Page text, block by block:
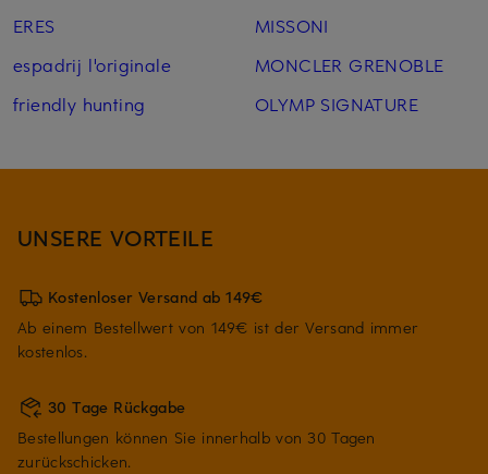
ERES
espadrij l'originale
friendly hunting
MISSONI
MONCLER GRENOBLE
OLYMP SIGNATURE
UNSERE VORTEILE
Kostenloser Versand ab 149€
Ab einem Bestellwert von 149€ ist der Versand immer
kostenlos.
30 Tage Rückgabe
Bestellungen können Sie innerhalb von 30 Tagen
zurückschicken.